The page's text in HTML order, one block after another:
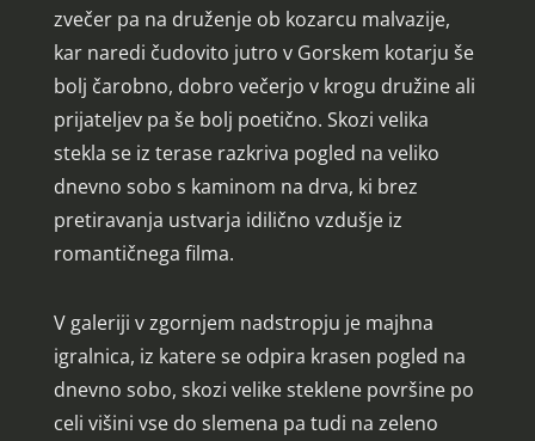
zvečer pa na druženje ob kozarcu malvazije,
kar naredi čudovito jutro v Gorskem kotarju še
bolj čarobno, dobro večerjo v krogu družine ali
prijateljev pa še bolj poetično. Skozi velika
stekla se iz terase razkriva pogled na veliko
dnevno sobo s kaminom na drva, ki brez
pretiravanja ustvarja idilično vzdušje iz
romantičnega filma.
V galeriji v zgornjem nadstropju je majhna
igralnica, iz katere se odpira krasen pogled na
dnevno sobo, skozi velike steklene površine po
celi višini vse do slemena pa tudi na zeleno